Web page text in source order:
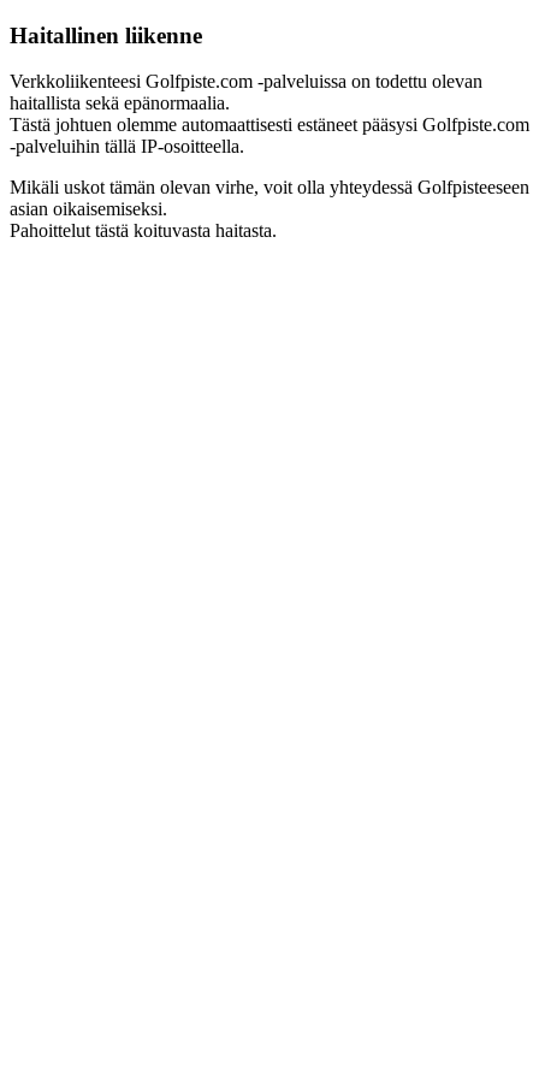
Haitallinen liikenne
Verkkoliikenteesi Golfpiste.com -palveluissa on todettu olevan
haitallista sekä epänormaalia.
Tästä johtuen olemme automaattisesti estäneet pääsysi Golfpiste.com
-palveluihin tällä IP-osoitteella.
Mikäli uskot tämän olevan virhe, voit olla yhteydessä Golfpisteeseen
asian oikaisemiseksi.
Pahoittelut tästä koituvasta haitasta.